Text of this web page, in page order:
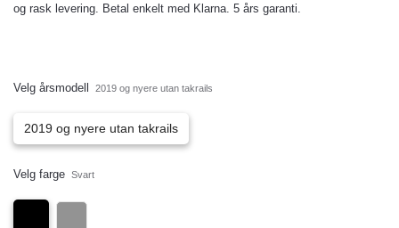
og rask levering. Betal enkelt med Klarna. 5 års garanti.
Velg årsmodell 2019 og nyere utan takrails
2019 og nyere utan takrails
Velg farge Svart